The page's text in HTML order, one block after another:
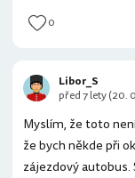
0
Myslím, že toto
že bych někde při
zájezdový
Libor_S
před 7 lety (20.